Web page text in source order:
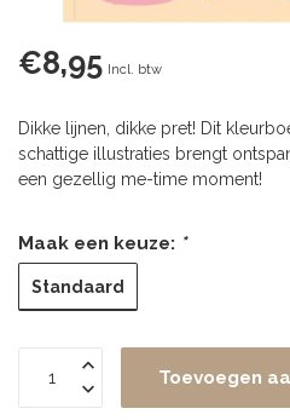
€8,95 Incl. btw
Dikke lijnen, dikke pret! Dit
schattige illustraties brengt
een gezellig me-time moment!
Maak een keuze: *
Standaard
Toevoegen